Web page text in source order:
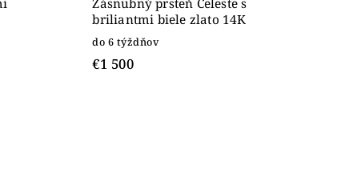
briliantmi biele zlato 14K
do 6 týždňov
€1 500